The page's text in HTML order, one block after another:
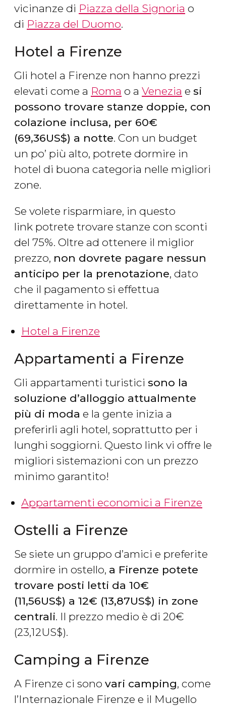
vicinanze di Piazza della Signoria o
di Piazza del Duomo.
Hotel a Firenze
Gli hotel a Firenze non hanno prezzi
elevati come a Roma o a Venezia e si
possono trovare stanze doppie, con
colazione inclusa, per 60€
(69,36US$) a notte. Con un budget
un po’ più alto, potrete dormire in
hotel di buona categoria nelle migliori
zone.
Se volete risparmiare, in questo
link potrete trovare stanze con sconti
del 75%. Oltre ad ottenere il miglior
prezzo, non dovrete pagare nessun
anticipo per la prenotazione, dato
che il pagamento si effettua
direttamente in hotel.
Hotel a Firenze
Appartamenti a Firenze
Gli appartamenti turistici sono la
soluzione d’alloggio attualmente
più di moda e la gente inizia a
preferirli agli hotel, soprattutto per i
lunghi soggiorni. Questo link vi offre le
migliori sistemazioni con un prezzo
minimo garantito!
Appartamenti economici a Firenze
Ostelli a Firenze
Se siete un gruppo d’amici e preferite
dormire in ostello, a Firenze potete
trovare posti letti da 10€
(11,56US$) a 12€ (13,87US$) in zone
centrali. Il prezzo medio è di 20€
(23,12US$).
Camping a Firenze
A Firenze ci sono vari camping, come
l’Internazionale Firenze e il Mugello